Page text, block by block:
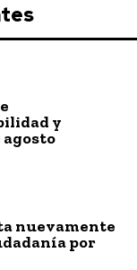
y
agosto
nuevamente
por